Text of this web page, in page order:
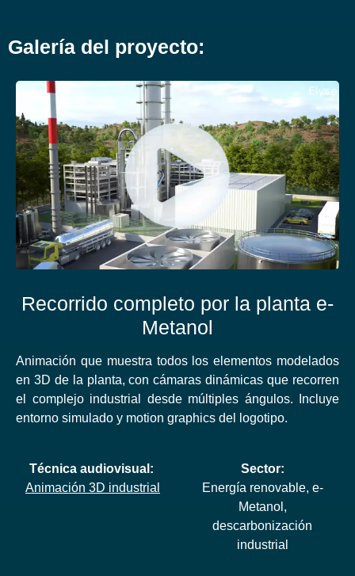
Galería del proyecto:
Recorrido completo por la planta e-
Metanol
Animación que muestra todos los elementos modelados
en 3D de la planta, con cámaras dinámicas que recorren
el complejo industrial desde múltiples ángulos. Incluye
entorno simulado y motion graphics del logotipo.
Técnica audiovisual:
Animación 3D industrial
Sector:
Energía renovable, e-
Metanol,
descarbonización
industrial